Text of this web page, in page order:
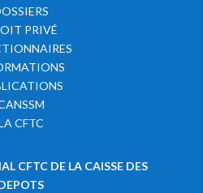
PRIVÉ
CFTC
CFTC DE LA CAISSE DES